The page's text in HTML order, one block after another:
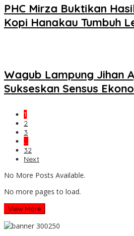
PHC Mirza Buktikan
Kopi Hanakau Tumbuh
Wagub Lampung Jihan
Sukseskan Sensus
1
2
3
…
32
Next
No More Posts Available.
No more pages to load.
View More